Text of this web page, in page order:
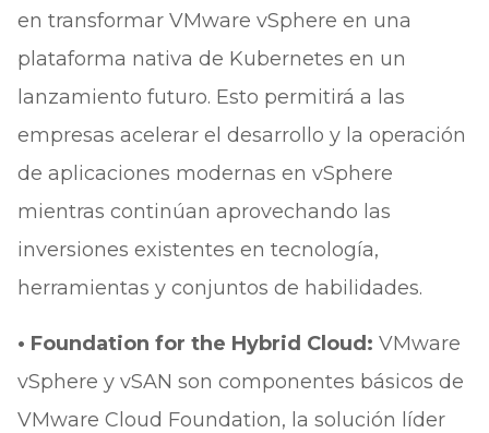
en transformar VMware vSphere en una
plataforma nativa de Kubernetes en un
lanzamiento futuro. Esto permitirá a las
empresas acelerar el desarrollo y la operación
de aplicaciones modernas en vSphere
mientras continúan aprovechando las
inversiones existentes en tecnología,
herramientas y conjuntos de habilidades.
• Foundation for the Hybrid Cloud: VMware
vSphere y vSAN son componentes básicos de
VMware Cloud Foundation, la solución líder